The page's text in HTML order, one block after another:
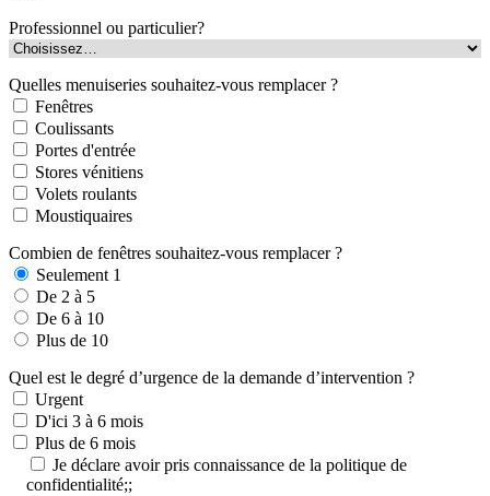
Professionnel ou particulier?
Quelles menuiseries souhaitez-vous remplacer ?
Fenêtres
Coulissants
Portes d'entrée
Stores vénitiens
Volets roulants
Moustiquaires
Combien de fenêtres souhaitez-vous remplacer ?
Seulement 1
De 2 à 5
De 6 à 10
Plus de 10
Quel est le degré d’urgence de la demande d’intervention ?
Urgent
D'ici 3 à 6 mois
Plus de 6 mois
Je déclare avoir pris connaissance de la politique de
confidentialité;;